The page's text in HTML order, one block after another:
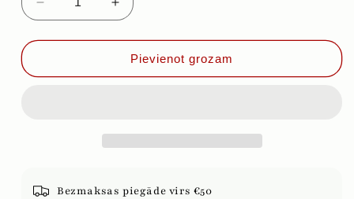
Samazināt
daudzumu
priekš
RIEKSTI
Palielināt
daudzumu
priekš
LAZDU
RIEKSTI
Pievienot grozam
Bezmaksas piegāde virs €50